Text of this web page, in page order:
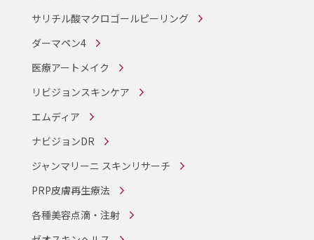
サリチル酸マクロゴールピーリング
ダーマペン4
医療アートメイク
リビジョンスキンケア
エムディア
ナビジョンDR
ジャンマリーニ スキンリサーチ
PRP皮膚再生療法
各種美容点滴・注射